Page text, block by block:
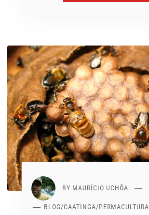
BY MAURÍCIO UCHÔA
BLOG/CAATINGA/PERMACULTURA